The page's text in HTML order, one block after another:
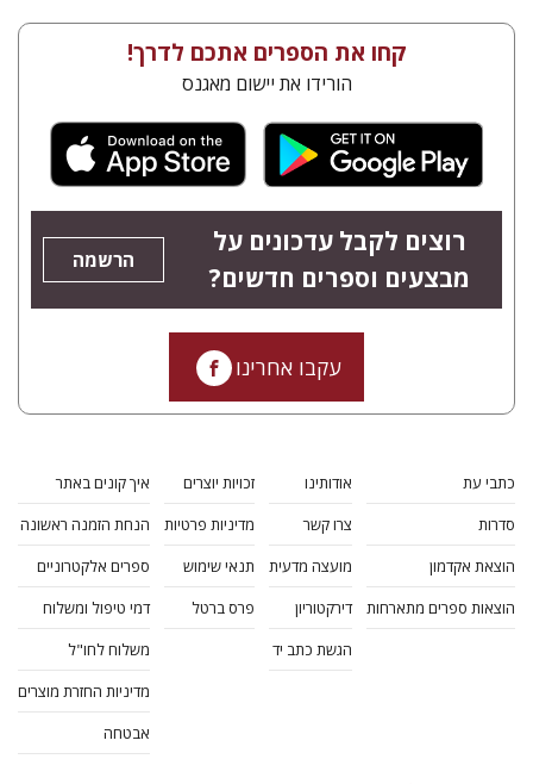
קחו את הספרים אתכם לדרך!
הורידו את יישום מאגנס
רוצים לקבל עדכונים על
מבצעים וספרים חדשים?
הרשמה
עקבו אחרינו
כתבי עת
סדרות
הוצאת אקדמון
הוצאות ספרים מתארחות
אודותינו
צרו קשר
מועצה מדעית
דירקטוריון
הגשת כתב יד
זכויות יוצרים
מדיניות פרטיות
תנאי שימוש
פרס ברטל
איך קונים באתר
הנחת הזמנה ראשונה
ספרים אלקטרוניים
דמי טיפול ומשלוח
משלוח לחו"ל
מדיניות החזרת מוצרים
אבטחה